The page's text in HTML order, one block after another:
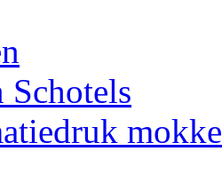
Schotels